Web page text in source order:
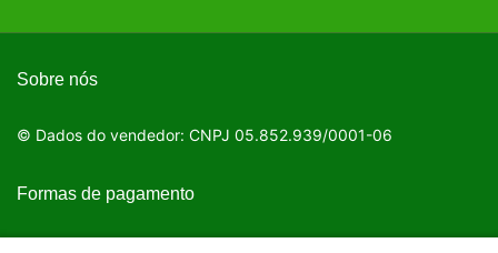
Sobre nós
© Dados do vendedor: CNPJ 05.852.939/0001-06
Formas de pagamento